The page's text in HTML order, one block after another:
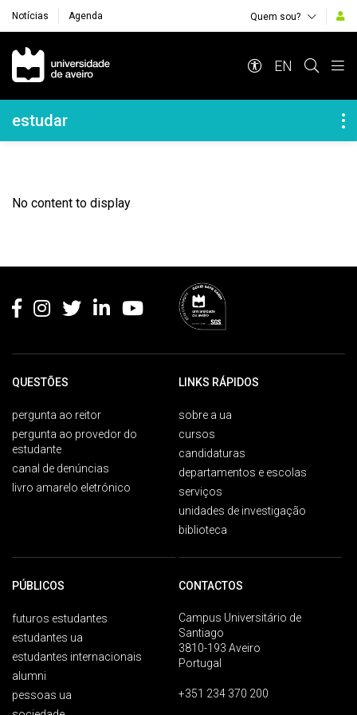
Notícias Agenda Quem sou?
Navegação Principal
EN
Navegação Lateral
estudar
No content to display
QUESTÕES
pergunta ao reitor
pergunta ao provedor do
estudante
canal de denúncias
livro amarelo eletrónico
LINKS RÁPIDOS
sobre a ua
cursos
candidaturas
departamentos e escolas
serviços
unidades de investigação
biblioteca
PÚBLICOS
futuros estudantes
estudantes ua
estudantes internacionais
alumni
pessoas ua
CONTACTOS
Campus Universitário de
Santiago
3810-193 Aveiro
Portugal
+351 234 370 200